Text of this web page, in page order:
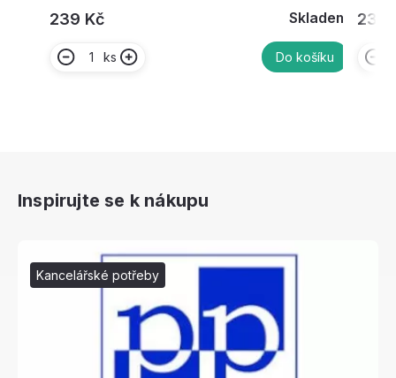
239 Kč
Skladem
ks Do košíku
239
Inspirujte se k nákupu
Kancelářské potřeby